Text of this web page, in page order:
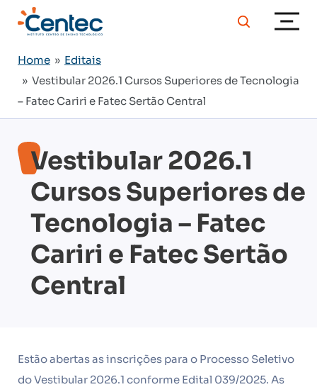
Home » Editais
» Vestibular 2026.1 Cursos Superiores de Tecnologia
– Fatec Cariri e Fatec Sertão Central
Vestibular 2026.1
Cursos Superiores de
Tecnologia – Fatec
Cariri e Fatec Sertão
Central
Estão abertas as inscrições para o Processo Seletivo
do Vestibular 2026.1 conforme Edital 039/2025. As